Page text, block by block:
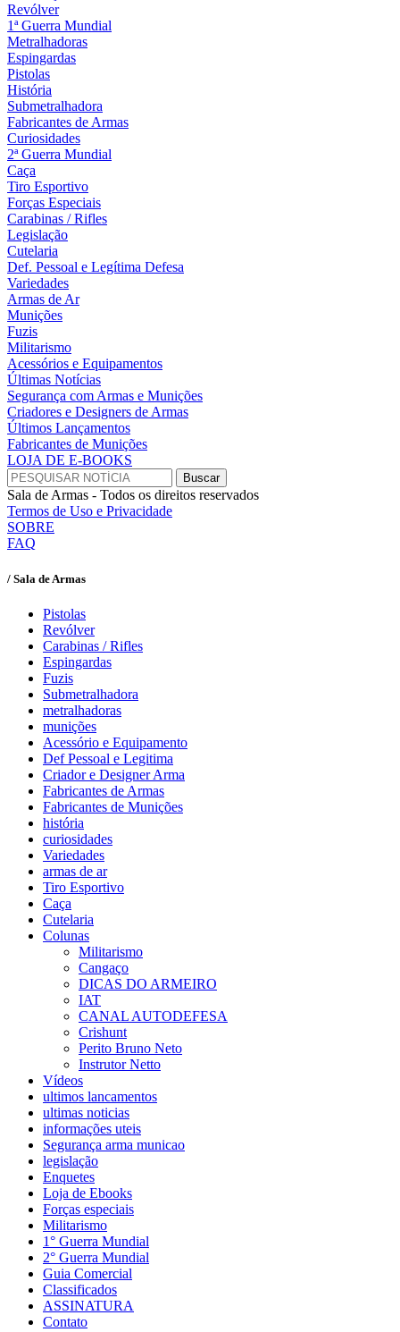
Revólver
1ª Guerra Mundial
Metralhadoras
Espingardas
Pistolas
História
Submetralhadora
Fabricantes de Armas
Curiosidades
2ª Guerra Mundial
Caça
Tiro Esportivo
Forças Especiais
Carabinas / Rifles
Legislação
Cutelaria
Def. Pessoal e Legítima Defesa
Variedades
Armas de Ar
Munições
Fuzis
Militarismo
Acessórios e Equipamentos
Últimas Notícias
Segurança com Armas e Munições
Criadores e Designers de Armas
Últimos Lançamentos
Fabricantes de Munições
LOJA DE E-BOOKS
Sala de Armas - Todos os direitos reservados
Termos de Uso e Privacidade
SOBRE
FAQ
/ Sala de Armas
Pistolas
Revólver
Carabinas / Rifles
Espingardas
Fuzis
Submetralhadora
metralhadoras
munições
Acessório e Equipamento
Def Pessoal e Legitima
Criador e Designer Arma
Fabricantes de Armas
Fabricantes de Munições
história
curiosidades
Variedades
armas de ar
Tiro Esportivo
Caça
Cutelaria
Colunas
Militarismo
Cangaço
DICAS DO ARMEIRO
IAT
CANAL AUTODEFESA
Crishunt
Perito Bruno Neto
Instrutor Netto
Vídeos
ultimos lancamentos
ultimas noticias
informações uteis
Segurança arma municao
legislação
Enquetes
Loja de Ebooks
Forças especiais
Militarismo
1° Guerra Mundial
2° Guerra Mundial
Guia Comercial
Classificados
ASSINATURA
Contato